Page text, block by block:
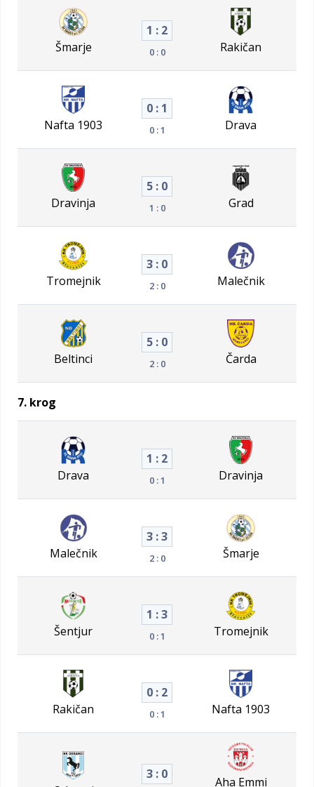
Šmarje
1 : 2
0 : 0 Rakičan
Nafta 1903
0 : 1
0 : 1 Drava
Dravinja
5 : 0
1 : 0 Grad
Tromejnik
3 : 0
2 : 0 Malečnik
Beltinci
5 : 0
2 : 0 Čarda
7. krog
Drava
1 : 2
0 : 1 Dravinja
Malečnik
3 : 3
2 : 0 Šmarje
Šentjur
1 : 3
0 : 1 Tromejnik
Rakičan
0 : 2
0 : 1 Nafta 1903
3 : 0
Aha Emmi